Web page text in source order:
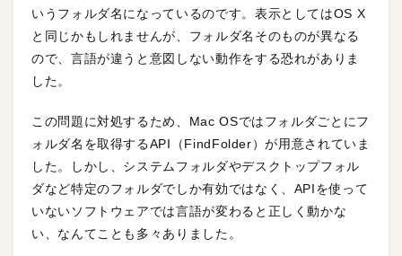
いうフォルダ名になっているのです。表示としてはOS X
と同じかもしれませんが、フォルダ名そのものが異なる
ので、言語が違うと意図しない動作をする恐れがありま
した。
この問題に対処するため、Mac OSではフォルダごとにフ
ォルダ名を取得するAPI（FindFolder）が用意されていま
した。しかし、システムフォルダやデスクトップフォル
ダなど特定のフォルダでしか有効ではなく、APIを使って
いないソフトウェアでは言語が変わると正しく動かな
い、なんてことも多々ありました。